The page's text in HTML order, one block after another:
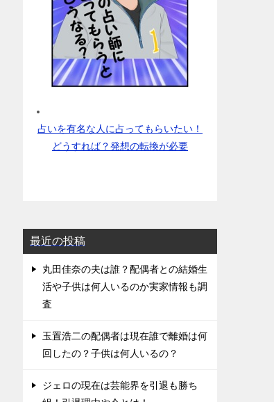
占いを有名な人に占ってもらいたい！
どうすれば？発想の転換が必要
最近の投稿
丸田佳奈の夫は誰？配偶者との結婚生
活や子供は何人いるのか実家情報も調
査
玉置浩二の配偶者は現在誰で離婚は何
回したの？子供は何人いるの？
ジェロの現在は芸能界を引退も勝ち